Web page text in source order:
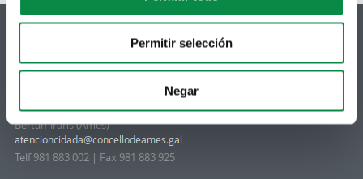
Permitir selección
Negar
Praza do Concello, 2 |15220
Bertamiráns (Ames)
Telf 981 883 002 | Fax 981 883 925